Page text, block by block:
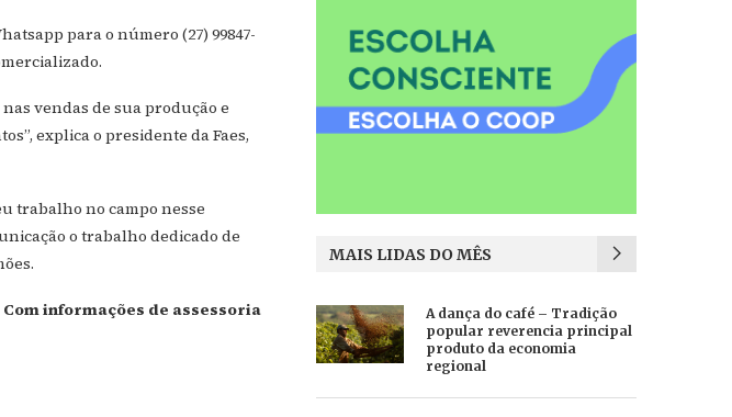
para o número (27) 99847-
vendas de sua produção e
explica o presidente da Faes,
trabalho no campo nesse
o trabalho dedicado de
Com informações de assessoria
MAIS LIDAS DO MÊS
A dança do café – Tradição
popular reverencia principal
produto da economia
regional